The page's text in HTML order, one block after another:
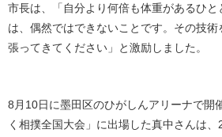
市長は、「自分より何倍も体重があるひ
は、偶然ではできないことです。その技
張ってきてください」と激励しました。
8月10日に墨田区のひがしんアリーナで開
く相撲全国大会」に出場した真中さんは